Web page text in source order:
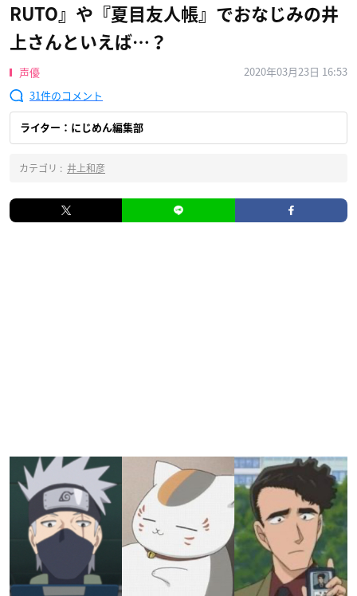
RUTO』や『夏目友人帳』でおなじみの井
上さんといえば…？
声優
2020年03月23日 16:53
31
ライター：にじめん編集部
カテゴリ : 井上和彦